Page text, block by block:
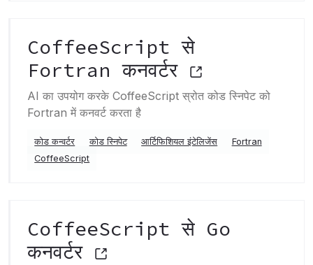
CoffeeScript से
Fortran कनवर्टर
AI का उपयोग करके CoffeeScript स्रोत कोड स्निपेट को
Fortran में कनवर्ट करता है
कोड कन्वर्टर कोड स्निपेट आर्टिफिशियल इंटेलिजेंस
Fortran
CoffeeScript
CoffeeScript से Go
कनवर्टर